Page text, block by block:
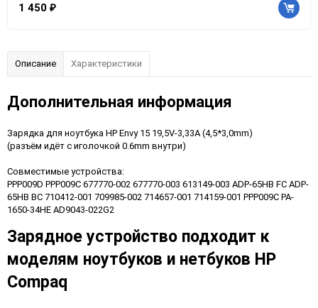
1 450 ₽
Описание Характеристики
Дополнительная информация
Зарядка для ноутбука HP Envy 15 19,5V-3,33A (4,5*3,0mm)
(разъём идёт с иголочкой 0.6mm внутри)
Совместимые устройства:
PPP009D PPP009C 677770-002 677770-003 613149-003 ADP-65HB FC ADP-
65HB BC 710412-001 709985-002 714657-001 714159-001 PPP009C PA-
1650-34HE AD9043-022G2
Зарядное устройство подходит к
моделям ноутбуков и нетбуков HP
Compaq